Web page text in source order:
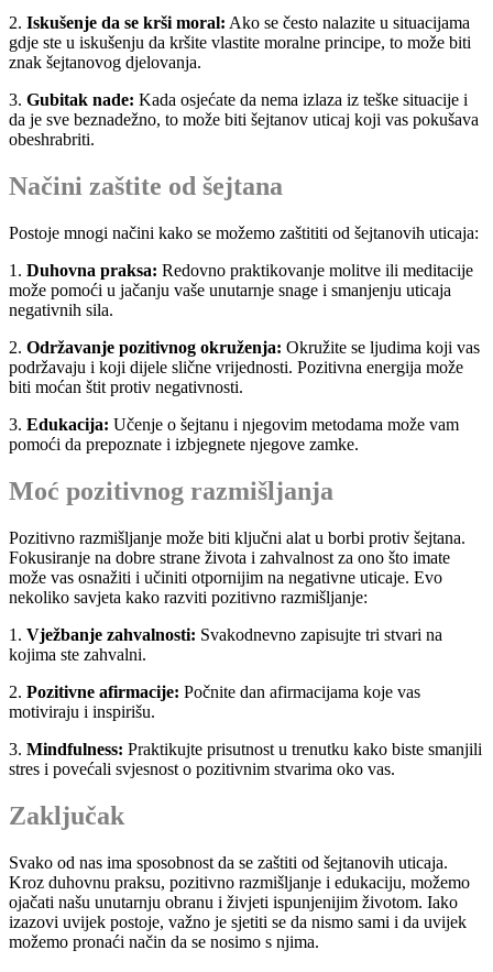
2. Iskušenje da se krši moral: Ako se često nalazite u situacijama
gdje ste u iskušenju da kršite vlastite moralne principe, to može biti
znak šejtanovog djelovanja.
3. Gubitak nade: Kada osjećate da nema izlaza iz teške situacije i
da je sve beznadežno, to može biti šejtanov uticaj koji vas pokušava
obeshrabriti.
Načini zaštite od šejtana
Postoje mnogi načini kako se možemo zaštititi od šejtanovih uticaja:
1. Duhovna praksa: Redovno praktikovanje molitve ili meditacije
može pomoći u jačanju vaše unutarnje snage i smanjenju uticaja
negativnih sila.
2. Održavanje pozitivnog okruženja: Okružite se ljudima koji vas
podržavaju i koji dijele slične vrijednosti. Pozitivna energija može
biti moćan štit protiv negativnosti.
3. Edukacija: Učenje o šejtanu i njegovim metodama može vam
pomoći da prepoznate i izbjegnete njegove zamke.
Moć pozitivnog razmišljanja
Pozitivno razmišljanje može biti ključni alat u borbi protiv šejtana.
Fokusiranje na dobre strane života i zahvalnost za ono što imate
može vas osnažiti i učiniti otpornijim na negativne uticaje. Evo
nekoliko savjeta kako razviti pozitivno razmišljanje:
1. Vježbanje zahvalnosti: Svakodnevno zapisujte tri stvari na
kojima ste zahvalni.
2. Pozitivne afirmacije: Počnite dan afirmacijama koje vas
motiviraju i inspirišu.
3. Mindfulness: Praktikujte prisutnost u trenutku kako biste smanjili
stres i povećali svjesnost o pozitivnim stvarima oko vas.
Zaključak
Svako od nas ima sposobnost da se zaštiti od šejtanovih uticaja.
Kroz duhovnu praksu, pozitivno razmišljanje i edukaciju, možemo
ojačati našu unutarnju obranu i živjeti ispunjenijim životom. Iako
izazovi uvijek postoje, važno je sjetiti se da nismo sami i da uvijek
možemo pronaći način da se nosimo s njima.